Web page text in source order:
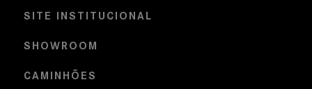
SITE INSTITUCIONAL
SHOWROOM
CAMINHÕES